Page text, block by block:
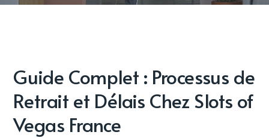
Guide Complet : Processus de
Retrait et Délais Chez Slots of
Vegas France